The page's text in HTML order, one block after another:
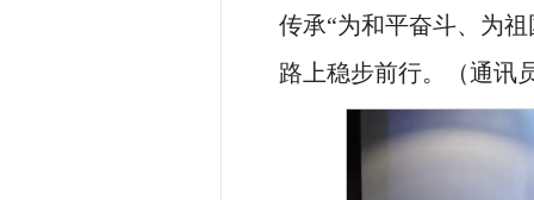
传承“为和平奋斗、为
路上稳步前行。（通讯